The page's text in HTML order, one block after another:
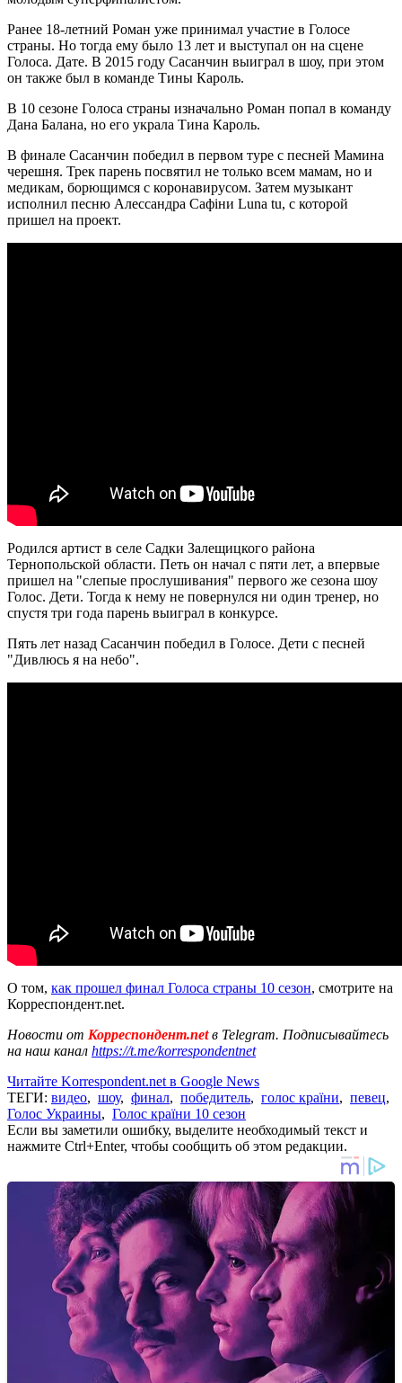
Ранее 18-летний Роман уже принимал участие в Голосе
страны. Но тогда ему было 13 лет и выступал он на сцене
Голоса. Дате. В 2015 году Сасанчин выиграл в шоу, при этом
он также был в команде Тины Кароль.
В 10 сезоне Голоса страны изначально Роман попал в команду
Дана Балана, но его украла Тина Кароль.
В финале Сасанчин победил в первом туре с песней Мамина
черешня. Трек парень посвятил не только всем мамам, но и
медикам, борющимся с коронавирусом. Затем музыкант
исполнил песню Алессандра Сафіни Luna tu, с которой
пришел на проект.
Родился артист в селе Садки Залещицкого района
Тернопольской области. Петь он начал с пяти лет, а впервые
пришел на "слепые прослушивания" первого же сезона шоу
Голос. Дети. Тогда к нему не повернулся ни один тренер, но
спустя три года парень выиграл в конкурсе.
Пять лет назад Сасанчин победил в Голосе. Дети с песней
"Дивлюсь я на небо".
О том, как прошел финал Голоса страны 10 сезон, смотрите на
Корреспондент.net.
Новости от Корреспондент.netв Telegram. Подписывайтесь
на наш канал https://t.me/korrespondentnet
Читайте Korrespondent.net в Google News
ТЕГИ: видео, шоу, финал, победитель, голос країни, певец,
Голос Украины, Голос країни 10 сезон
Если вы заметили ошибку, выделите необходимый текст и
нажмите Ctrl+Enter, чтобы сообщить об этом редакции.